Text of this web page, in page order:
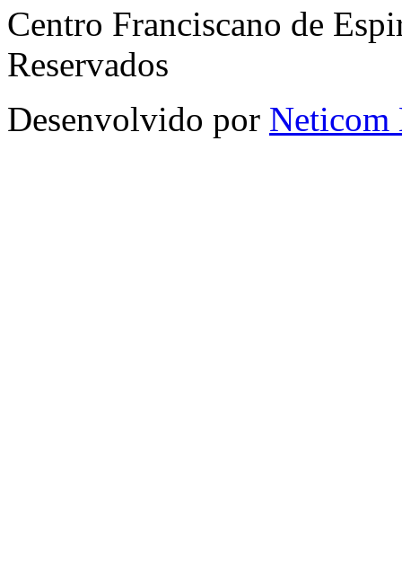
Centro Franciscano de
Reservados
Desenvolvido por Neticom